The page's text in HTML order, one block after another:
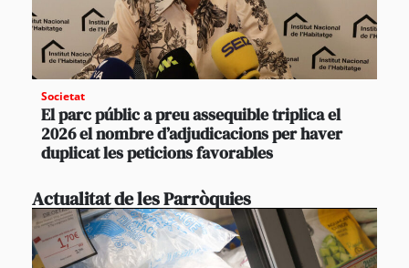
Societat
El parc públic a preu assequible triplica el
2026 el nombre d’adjudicacions per haver
duplicat les peticions favorables
Actualitat de les Parròquies